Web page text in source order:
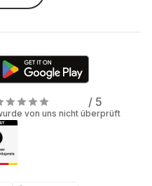
/ 5
von uns nicht überprüft